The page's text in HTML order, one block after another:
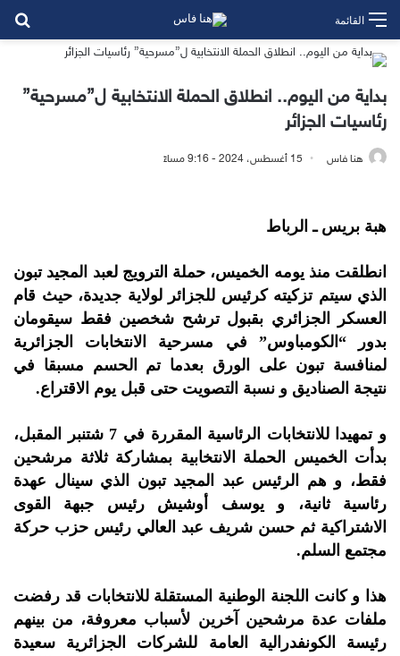
القائمة
بداية من اليوم.. انطلاق الحملة الانتخابية ل”مسرحية”
رئاسيات الجزائر
هنا فاس 15 أغسطس، 2024 - 9:16 مساءً
هبة بريس ـ الرباط
انطلقت منذ يومه الخميس، حملة الترويج لعبد المجيد تبون
الذي سيتم تزكيته كرئيس للجزائر لولاية جديدة، حيث قام
العسكر الجزائري بقبول ترشح شخصين فقط سيقومان
بدور “الكومباوس” في مسرحية الانتخابات الجزائرية
لمنافسة تبون على الورق بعدما تم الحسم مسبقا في
نتيجة الصناديق و نسبة التصويت حتى قبل يوم الاقتراع.
و تمهيدا للانتخابات الرئاسية المقررة في 7 شتنبر المقبل،
بدأت الخميس الحملة الانتخابية بمشاركة ثلاثة مرشحين
فقط، و هم الرئيس عبد المجيد تبون الذي سينال عهدة
رئاسية ثانية، و يوسف أوشيش رئيس جبهة القوى
الاشتراكية ثم حسن شريف عبد العالي رئيس حزب حركة
مجتمع السلم.
هذا و كانت اللجنة الوطنية المستقلة للانتخابات قد رفضت
ملفات عدة مرشحين آخرين لأسباب معروفة، من بينهم
رئيسة الكونفدرالية العامة للشركات الجزائرية سعيدة